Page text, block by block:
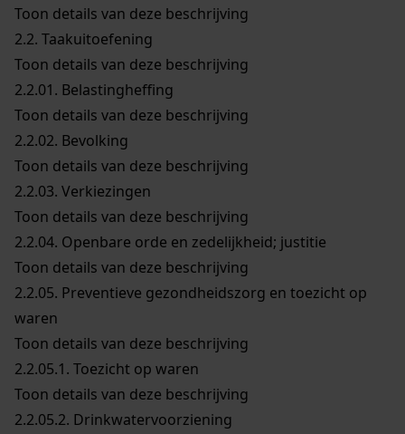
Toon details van deze beschrijving
2.2. Taakuitoefening
Toon details van deze beschrijving
2.2.01. Belastingheffing
Toon details van deze beschrijving
2.2.02. Bevolking
Toon details van deze beschrijving
2.2.03. Verkiezingen
Toon details van deze beschrijving
2.2.04. Openbare orde en zedelijkheid; justitie
Toon details van deze beschrijving
2.2.05. Preventieve gezondheidszorg en toezicht op
waren
Toon details van deze beschrijving
2.2.05.1. Toezicht op waren
Toon details van deze beschrijving
2.2.05.2. Drinkwatervoorziening